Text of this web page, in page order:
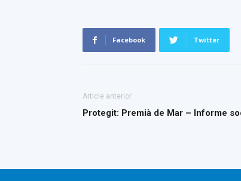
Facebook Twitter
Article anterior
Protegit: Premià de Mar – Informe